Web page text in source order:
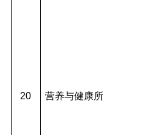
20 营养与健康所